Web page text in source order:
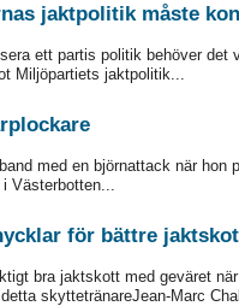
jaktpolitik måste
ett partis politik behöver det
Miljöpartiets jaktpolitik...
med en björnattack när hon
Västerbotten...
för bättre
bra jaktskott med geväret
skyttetränareJean-Marc